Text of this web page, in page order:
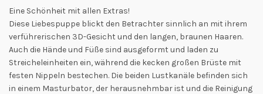
Eine Schönheit mit allen Extras!
Diese Liebespuppe blickt den Betrachter sinnlich an mit ihrem
verführerischen 3D-Gesicht und den langen, braunen Haaren.
Auch die Hände und Füße sind ausgeformt und laden zu
Streicheleinheiten ein, während die kecken großen Brüste mit
festen Nippeln bestechen. Die beiden Lustkanäle befinden sich
in einem Masturbator, der herausnehmbar ist und die Reinigung